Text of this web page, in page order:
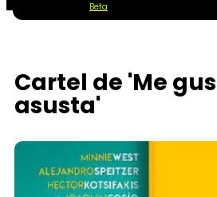
Beta
Cartel de 'Me
asusta'